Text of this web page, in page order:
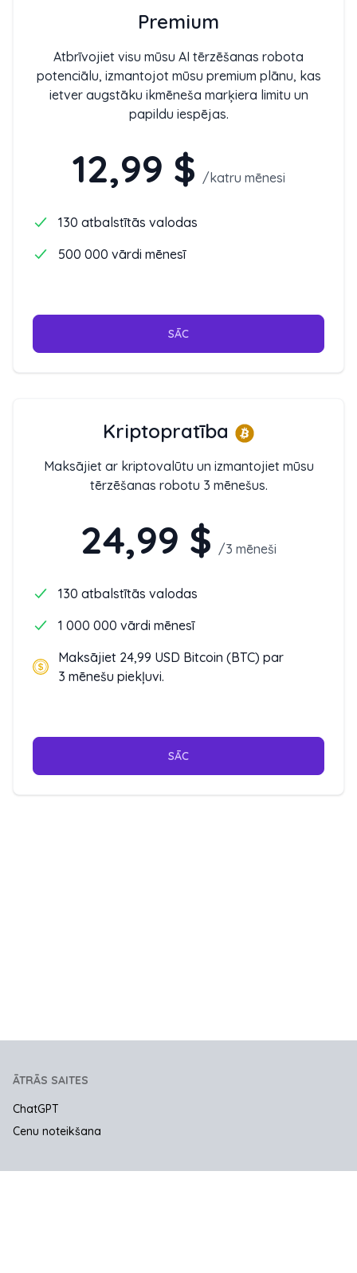
Premium
Atbrīvojiet visu mūsu AI tērzēšanas robota
potenciālu, izmantojot mūsu premium plānu, kas
ietver augstāku ikmēneša marķiera limitu un
papildu iespējas.
12,99 $ /katru mēnesi
130 atbalstītās valodas
500 000 vārdi mēnesī
SĀC
Kriptopratība
Maksājiet ar kriptovalūtu un izmantojiet mūsu
tērzēšanas robotu 3 mēnešus.
24,99 $ /3 mēneši
130 atbalstītās valodas
1 000 000 vārdi mēnesī
Maksājiet 24,99 USD Bitcoin (BTC) par
3 mēnešu piekļuvi.
SĀC
ĀTRĀS SAITES
ChatGPT
Cenu noteikšana